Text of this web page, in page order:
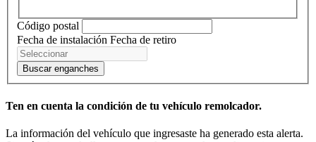
Código postal
Fecha de instalación Fecha de retiro
Buscar enganches
Ten en cuenta la condición de tu vehículo remolcador.
La información del vehículo que ingresaste ha generado esta alerta.